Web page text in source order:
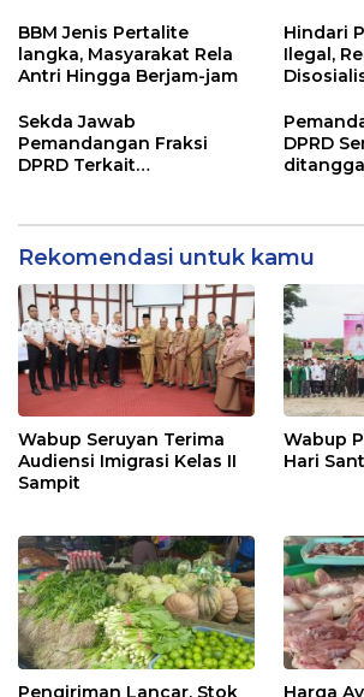
BBM Jenis Pertalite
langka, Masyarakat Rela
Antri Hingga Berjam-jam
Hindari
Ilegal,
Sekda Jawab
Pemandangan Fraksi
DPRD Terkait
2024
DPRD
Rekomendasi untuk kamu
Wabup Seruyan Terima
Audiensi Imigrasi Kelas II
Sampit
Wabup
Hari
Pengiriman Lancar, Stok
Harga